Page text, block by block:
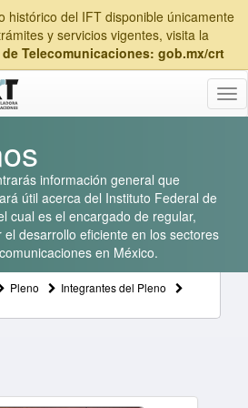
histórico del IFT disponible únicamente
y servicios vigentes, visita la
Telecomunicaciones: gob.mx/crt
información general que
útil acerca del Instituto Federal de
cual es el encargado de regular,
desarrollo eficiente en los sectores
en México.
Pleno
Integrantes del Pleno